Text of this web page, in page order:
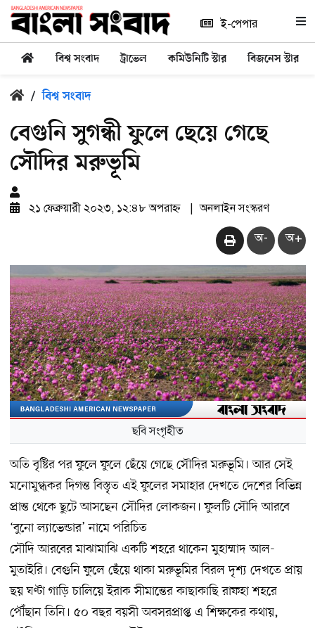
ই-পেপার
বিশ্ব সংবাদ ট্রাভেল কমিউনিটি স্টার বিজনেস স্টার
/ বিশ্ব সংবাদ
বেগুনি সুগন্ধী ফুলে ছেয়ে গেছে
সৌদির মরুভূমি
২১ ফেব্রুয়ারী ২০২৩, ১২:৪৮ অপরাহ্ন অনলাইন সংস্করণ
অ- অ+
ছবি সংগৃহীত
অতি বৃষ্টির পর ফুলে ফুলে ছেঁয়ে গেছে সৌদির মরুভূমি। আর সেই
মনোমুগ্ধকর দিগন্ত বিস্তৃত এই ফুলের সমাহার দেখতে দেশের বিভিন্ন
প্রান্ত থেকে ছুটে আসছেন সৌদির লোকজন। ফুলটি সৌদি আরবে
‘বুনো ল্যাভেন্ডার’ নামে পরিচিত
সৌদি আরবের মাঝামাঝি একটি শহরে থাকেন মুহাম্মাদ আল-
মুতাইরি। বেগুনি ফুলে ছেঁয়ে থাকা মরুভূমির বিরল দৃশ্য দেখতে প্রায়
ছয় ঘণ্টা গাড়ি চালিয়ে ইরাক সীমান্তের কাছাকাছি রাফহা শহরে
পৌঁছান তিনি। ৫০ বছর বয়সী অবসরপ্রাপ্ত এ শিক্ষকের কথায়,